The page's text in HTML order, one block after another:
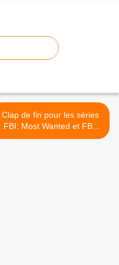
Clap de fin pour les séries
FBI: Most Wanted et FBI:
International sur CBS. >